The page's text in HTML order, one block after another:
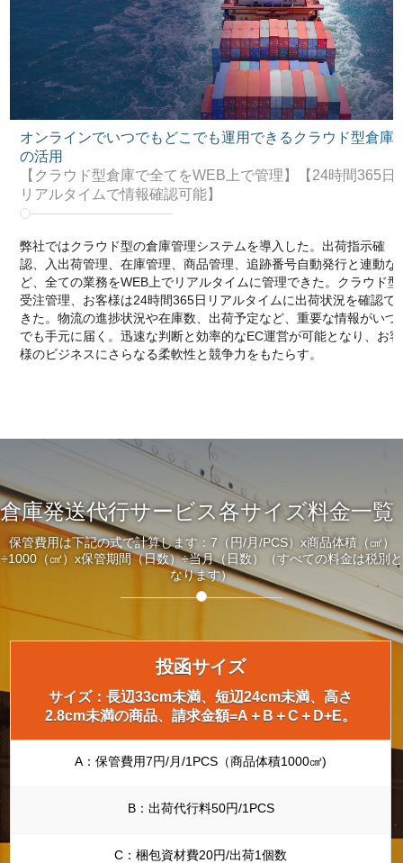
オンラインでいつでもどこでも運用できるクラウド型倉庫
の活用
【クラウド型倉庫で全てをWEB上で管理】【24時間365日
リアルタイムで情報確認可能】
弊社ではクラウド型の倉庫管理システムを導入した。出荷指示確
認、入出荷管理、在庫管理、商品管理、追跡番号自動発行と連動な
ど、全ての業務をWEB上でリアルタイムに管理できた。クラウド型
受注管理、お客様は24時間365日リアルタイムに出荷状況を確認で
きた。物流の進捗状況や在庫数、出荷予定など、重要な情報がいつ
でも手元に届く。迅速な判断と効率的なEC運営が可能となり、お客
様のビジネスにさらなる柔軟性と競争力をもたらす。
倉庫発送代行サービス各サイズ料金一覧
保管費用は下記の式で計算します：7（円/月/PCS）x商品体積（㎤）
÷1000（㎤）x保管期間（日数）÷当月（日数）（すべての料金は税別と
なります）
投函サイズ
サイズ：長辺33cm未満、短辺24cm未満、高さ
2.8cm未満の商品、請求金額=A＋B＋C＋D+E。
A：保管費用7円/月/1PCS（商品体積1000㎤)
B：出荷代行料50円/1PCS
C：梱包資材費20円/出荷1個数